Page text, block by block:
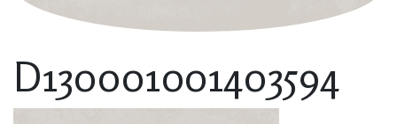
D130001001403594